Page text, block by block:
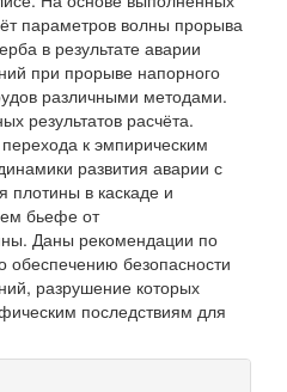
параметров волны прорыва
в результате аварии
при прорыве напорного
различными методами.
результатов расчёта.
к эмпирическим
развития аварии с
плотины в каскаде и
бьефе от
Даны рекомендации по
обеспечению безопасности
разрушение которых
последствиям для